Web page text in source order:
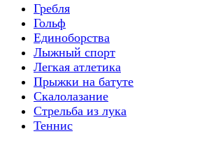
Гребля
Гольф
Единоборства
Лыжный спорт
Легкая атлетика
Прыжки на батуте
Скалолазание
Стрельба из лука
Теннис